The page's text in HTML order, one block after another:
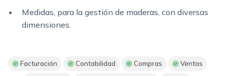
Medidas, para la gestión de maderas, con diversas
dimensiones.
Facturación Contabilidad Compras Ventas